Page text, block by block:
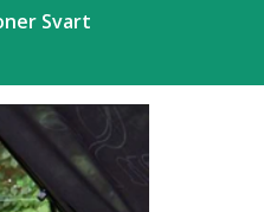
Svart